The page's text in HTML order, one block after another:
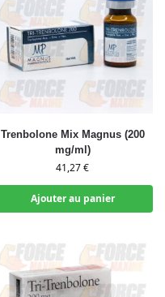
Trenbolone Mix Magnus (200
mg/ml)
41,27€
Ajouter au panier